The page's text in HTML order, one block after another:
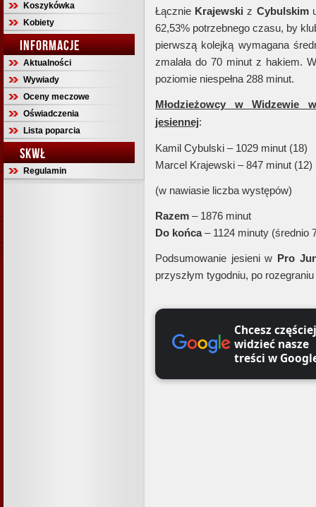
Koszykówka
Kobiety
INFORMACJE
Aktualności
Wywiady
Oceny meczowe
Oświadczenia
Lista poparcia
SKWŁ
Regulamin
Łącznie Krajewski z Cybulskim
62,53% potrzebnego czasu, by
pierwszą kolejką wymagana
zmalała do 70 minut z hakiem.
poziomie niespełna 288 minut.
Młodzieżowcy w Widzewie
jesiennej:
Kamil Cybulski – 1029 minut (18)
Marcel Krajewski – 847 minut (12)
(w nawiasie liczba występów)
Razem – 1876 minut
Do końca– 1124 minuty (średnio
Podsumowanie jesieni w Pro
przyszłym tygodniu, po
Chcesz częściej
widzieć nasze
treści w